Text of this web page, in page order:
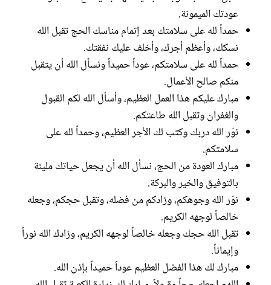
عودتك الميمونة.
حمداً لله على سلامتك بعد إتمام مناسك الحج تقبل الله
نسكك، وأعظم أجرك، وأخلف عليك نفقتك.
حمداً لله على سلامتكم، عوداً حميداً ونسأل الله أن يتقبل
منكم صالح الأعمال.
مبارك عليكم هذا العمل العظيم، وأسأل الله لكم القبول
والغفران وتقبل الله طاعتكم.
نوّر الله دربك وكتب لك الأجر العظيم، وحمداً لله على
سلامتكم.
مبارك العودة من الحج، نسأل الله أن يجعل حياتك مليئة
بالتوفيق والخير والبركة.
نوّر الله وجوهكم، وزادكم من فضله، وتقبل حجكم، وجعله
خالصاً لوجهه الكريم.
تقبل الله حجك وجعله خالصاً لوجهه الكريم، وزادك الله نوراً
وإيماناً.
مبارك لك هذا الفضل العظيم عوداً حميداً بإذن الله.